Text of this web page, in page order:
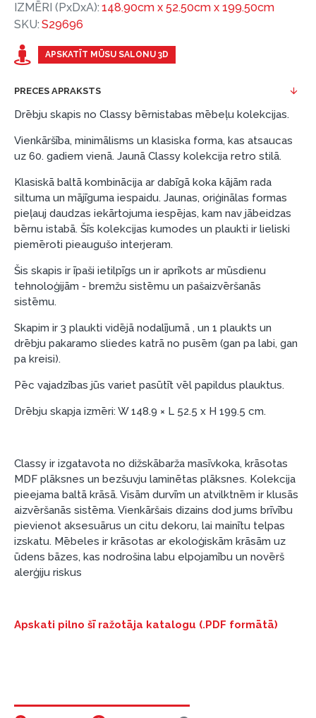
vajadzīgās preces tulīt, bet par tām norēķinoties
vēlāk.
Ar ESTO iegūstiet bezprocentu līzinga vai nomaksas
priekšrocības bez pirmās iemaksas un ar nomaksas
Piemērs: Preces cena 300 €, termiņš: 12 mēneši,
pirmā iemaksa: 0 €, ikmēneša maksājums: 25 €,
kopējā pārmaksa: 0 €.
Līzingu un nomaksu varat noformēt arī apmeklējot mūsu
salonu Dārzciema ielā 91, Rīga, Latvija.
Dokumentu prasības:
ESTO LV AS (Dokumentu noformēšanai
nepieciešams Smart-ID, eParaksts eID, eParaksts
eID mobile, ESTO konts vai banka Swedbank,
Luminor, SEB vai Citadele).
Līguma nosacījumi:
Līzinga līgumu drīkst parakstīt tikai tā persona,
kura ir norādīta kredīta saņemšanas līgumā.
preču piegādes noteikumiem , kā arī
Finansiālā atbildība:
Aicinām aizņemties atbildīgi! Pirms aizņemties,
lūdzu, izvērtējiet savas finansiālās iespējas.
APSKATĪT MŪSU SALONU 3D
PRECES APRAKSTS
Drēbju skapis no Classy bērnistabas mēbeļu kolekcijas.
Vienkāršība, minimālisms un klasiska forma, kas atsaucas
uz 60. gadiem vienā. Jaunā Classy kolekcija retro stilā.
Klasiskā baltā kombinācija ar dabīgā koka kājām rada
siltuma un mājīguma iespaidu. Jaunas, oriģinālas formas
pieļauj daudzas iekārtojuma iespējas, kam nav jābeidzas
bērnu istabā. Šīs kolekcijas kumodes un plaukti ir lieliski
piemēroti pieaugušo interjeram.
Šis skapis ir īpaši ietilpīgs un ir aprīkots ar mūsdienu
tehnoloģijām - bremžu sistēmu un pašaizvēršanās
sistēmu.
Skapim ir 3 plaukti vidējā nodalījumā , un 1 plaukts un
drēbju pakaramo sliedes katrā no pusēm (gan pa labi, gan
pa kreisi).
Pēc vajadzības jūs variet pasūtīt vēl papildus plauktus.
Drēbju skapja izmēri: W 148.9 × L 52.5 x H 199.5 cm.
Classy ir izgatavota no dižskābarža masīvkoka, krāsotas
MDF plāksnes un bezšuvju laminētas plāksnes. Kolekcija
pieejama baltā krāsā. Visām durvīm un atvilktnēm ir klusās
aizvēršanās sistēma. Vienkāršais dizains dod jums brīvību
pievienot aksesuārus un citu dekoru, lai mainītu telpas
izskatu. Mēbeles ir krāsotas ar ekoloģiskām krāsām uz
ūdens bāzes, kas nodrošina labu elpojamību un novērš
alerģiju riskus
Apskati pilno šī ražotāja katalogu (.PDF formātā)
IZMĒRI (PxDxA): 148.90cm x 52.50cm x 199.50cm
SKU: S29696